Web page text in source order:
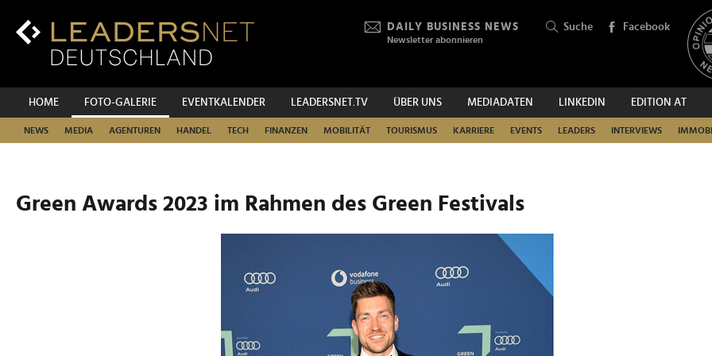
Inhalt
Hauptnavigation
DAILY BUSINESS NEWS
Newsletter abonnieren
Suche Facebook
HOME FOTO-GALERIE EVENTKALENDER LEADERSNET.TV ÜBER UNS MEDIADATEN LINKEDIN EDITION AT
NEWS MEDIA AGENTUREN HANDEL TECH FINANZEN MOBILITÄT TOURISMUS KARRIERE EVENTS LEADERS INTERVIEWS
SUCHEN
Green Awards 2023 im Rahmen des Green Festivals